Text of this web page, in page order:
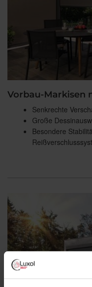
Vorbau-Markisen
Senkrechte
Große
Besondere